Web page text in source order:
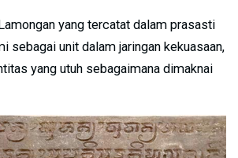
yang tercatat dalam prasasti
sebagai unit dalam jaringan kekuasaan,
yang utuh sebagaimana dimaknai